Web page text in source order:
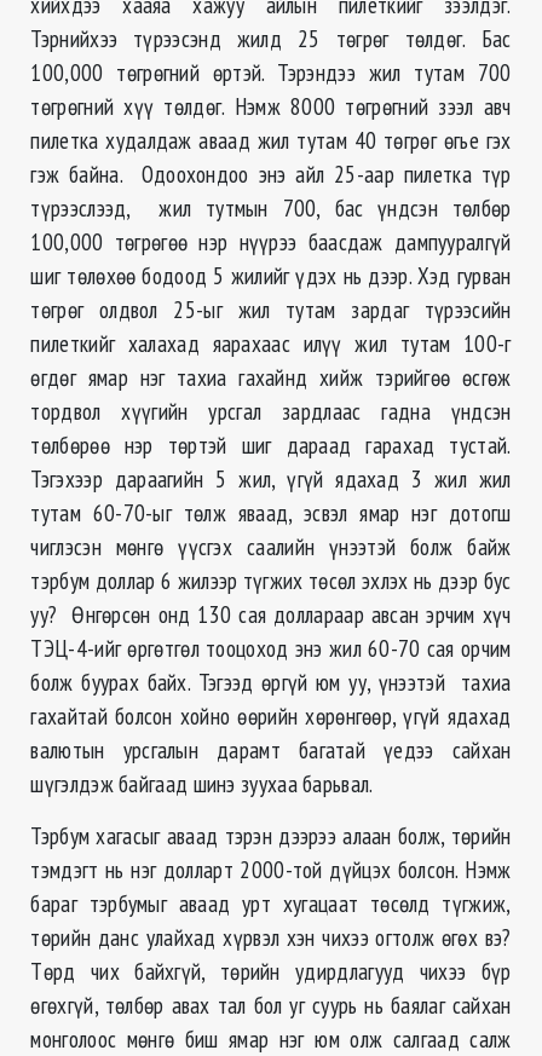
Тэрнийхээ түрээсэнд жилд 25 төгрөг төлдөг. Бас
100,000 төгрөгний өртэй. Тэрэндээ жил тутам 700
төгрөгний хүү төлдөг. Нэмж 8000 төгрөгний зээл авч
пилетка худалдаж аваад жил тутам 40 төгрөг өгье гэх
гэж байна. Одоохондоо энэ айл 25-аар пилетка түр
түрээслээд, жил тутмын 700, бас үндсэн төлбөр
100,000 төгрөгөө нэр нүүрээ баасдаж дампууралгүй
шиг төлөхөө бодоод 5 жилийг үдэх нь дээр. Хэд гурван
төгрөг олдвол 25-ыг жил тутам зардаг түрээсийн
пилеткийг халахад яарахаас илүү жил тутам 100-г
өгдөг ямар нэг тахиа гахайнд хийж тэрийгөө өсгөж
тордвол хүүгийн урсгал зардлаас гадна үндсэн
төлбөрөө нэр төртэй шиг дараад гарахад тустай.
Тэгэхээр дараагийн 5 жил, үгүй ядахад 3 жил жил
тутам 60-70-ыг төлж яваад, эсвэл ямар нэг дотогш
чиглэсэн мөнгө үүсгэх саалийн үнээтэй болж байж
тэрбум доллар 6 жилээр түгжих төсөл эхлэх нь дээр бус
уу? Өнгөрсөн онд 130 сая доллараар авсан эрчим хүч
ТЭЦ-4-ийг өргөтгөл тооцоход энэ жил 60-70 сая орчим
болж буурах байх. Тэгээд өргүй юм уу, үнээтэй тахиа
гахайтай болсон хойно өөрийн хөрөнгөөр, үгүй ядахад
валютын урсгалын дарамт багатай үедээ сайхан
шүгэлдэж байгаад шинэ зуухаа барьвал.
Тэрбум хагасыг аваад тэрэн дээрээ алаан болж, төрийн
тэмдэгт нь нэг долларт 2000-той дүйцэх болсон. Нэмж
бараг тэрбумыг аваад урт хугацаат төсөлд түгжиж,
төрийн данс улайхад хүрвэл хэн чихээ огтолж өгөх вэ?
Төрд чих байхгүй, төрийн удирдлагууд чихээ бүр
өгөхгүй, төлбөр авах тал бол уг суурь нь баялаг сайхан
монголоос мөнгө биш ямар нэг юм олж салгаад салж